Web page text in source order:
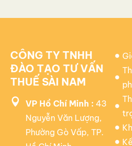
CÔNG TY TNHH
ĐÀO TẠO TƯ VẤN
THUẾ SÀI NAM
VP Hồ Chí Minh : 43
Nguyễn Văn Lượng,
Phường Gò Vấp, TP.